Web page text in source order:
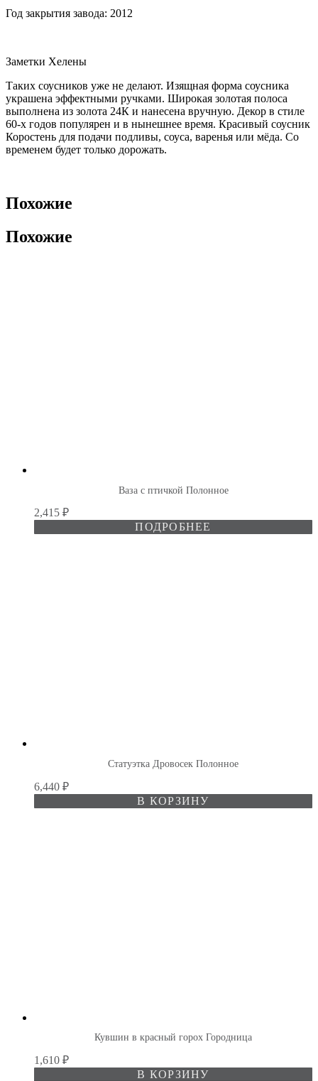
Год закрытия завода: 2012
Заметки Хелены
Таких соусников уже не делают. Изящная форма соусника
украшена эффектными ручками. Широкая золотая полоса
выполнена из золота 24К и нанесена вручную. Декор в стиле
60-х годов популярен и в нынешнее время. Красивый соусник
Коростень для подачи подливы, соуса, варенья или мёда. Со
временем будет только дорожать.
Похожие
Похожие
Ваза с птичкой Полонное
2,415 ₽
ПОДРОБНЕЕ
Статуэтка Дровосек Полонное
6,440 ₽
В КОРЗИНУ
Кувшин в красный горох Городница
1,610 ₽
В КОРЗИНУ